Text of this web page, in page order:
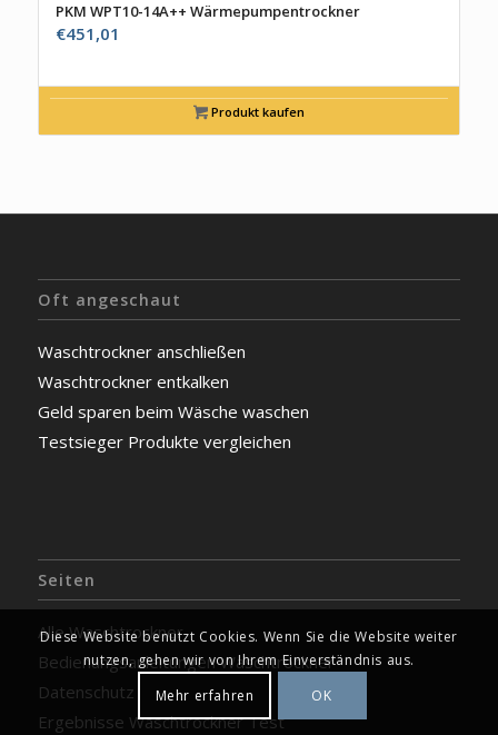
PKM WPT10-14A++ Wärmepumpentrockner
€451,01
Produkt kaufen
Oft angeschaut
Waschtrockner anschließen
Waschtrockner entkalken
Geld sparen beim Wäsche waschen
Testsieger Produkte vergleichen
Seiten
Alle Waschtrockner
Bedienungsanleitungen Waschtrockner
Datenschutz
Ergebnisse Waschtrockner Test
Diese Website benutzt Cookies. Wenn Sie die Website weiter
nutzen, gehen wir von Ihrem Einverständnis aus.
Mehr erfahren
OK